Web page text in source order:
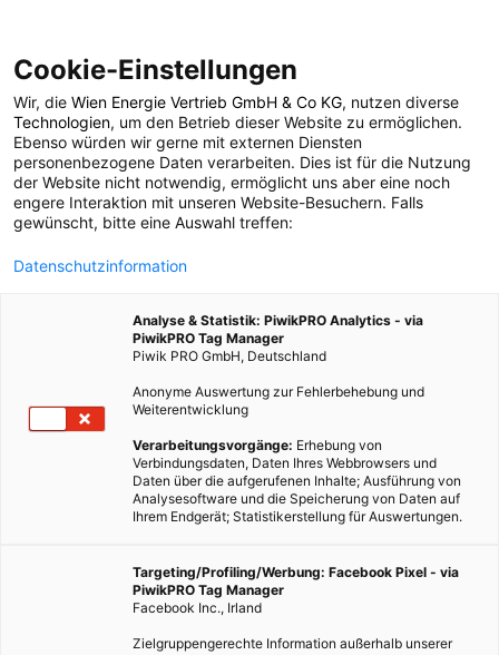
POSTS BY TAG
Ordnen
1 BEITRAG
Cookie-Einstellungen
Wir, die Wien Energie Vertrieb GmbH & Co KG, nutzen diverse
Technologien, um den Betrieb dieser Website zu ermöglichen.
Ebenso würden wir gerne mit externen Diensten
personenbezogene Daten verarbeiten. Dies ist für die Nutzung
der Website nicht notwendig, ermöglicht uns aber eine noch
engere Interaktion mit unseren Website-Besuchern. Falls
gewünscht, bitte eine Auswahl treffen:
Datenschutzinformation
Analyse & Statistik: PiwikPRO Analytics - via
PiwikPRO Tag Manager
Piwik PRO GmbH, Deutschland
Anonyme Auswertung zur Fehlerbehebung und
Weiterentwicklung
Verarbeitungsvorgänge: Erhebung von
Verbindungsdaten, Daten Ihres Webbrowsers und
Daten über die aufgerufenen Inhalte; Ausführung von
Analysesoftware und die Speicherung von Daten auf
Ihrem Endgerät; Statistikerstellung für Auswertungen.
Targeting/Profiling/Werbung: Facebook Pixel - via
PiwikPRO Tag Manager
Facebook Inc., Irland
Zielgruppengerechte Information außerhalb unserer